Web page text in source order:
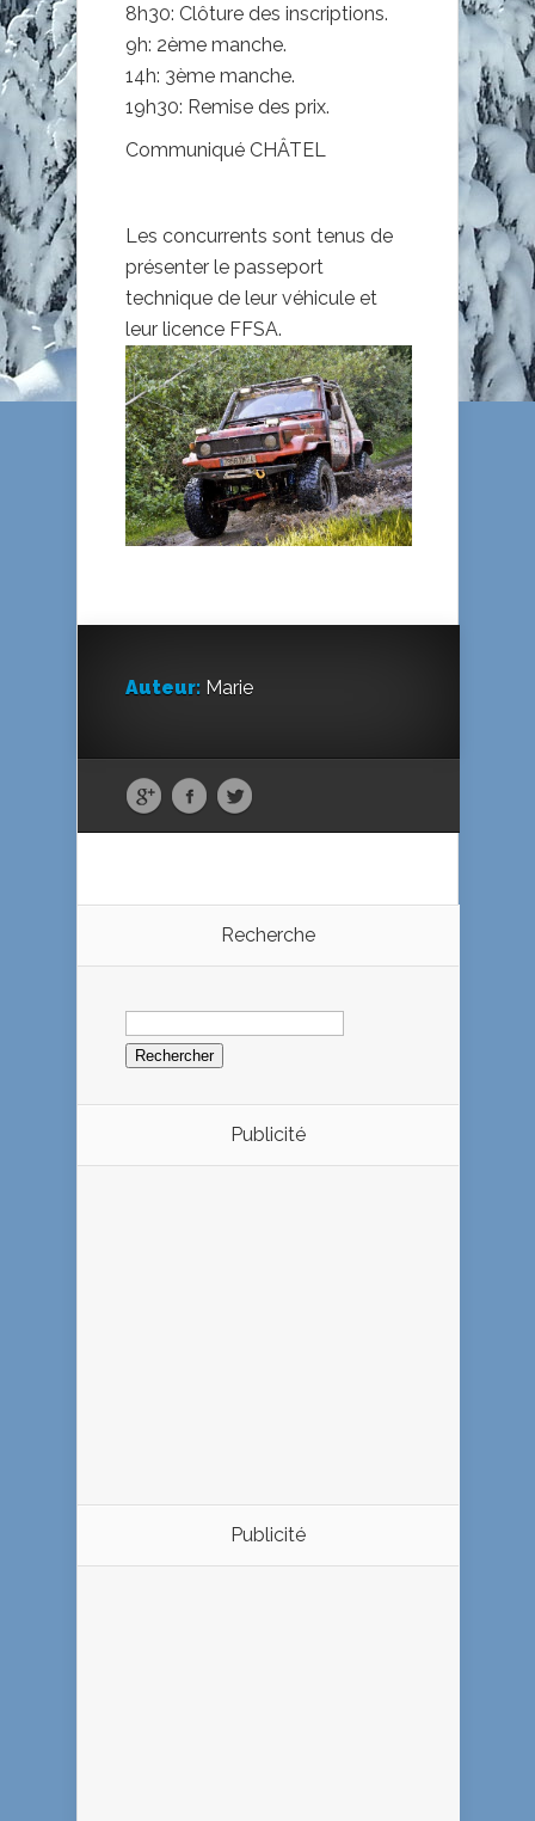
8h30: Clôture des inscriptions.
9h: 2ème manche.
14h: 3ème manche.
19h30: Remise des prix.
Communiqué CHÂTEL
Les concurrents sont tenus de
présenter le passeport
technique de leur véhicule et
leur licence FFSA.
Auteur: Marie
Recherche
Rechercher :
Publicité
Publicité